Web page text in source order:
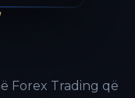
Forex Trading që